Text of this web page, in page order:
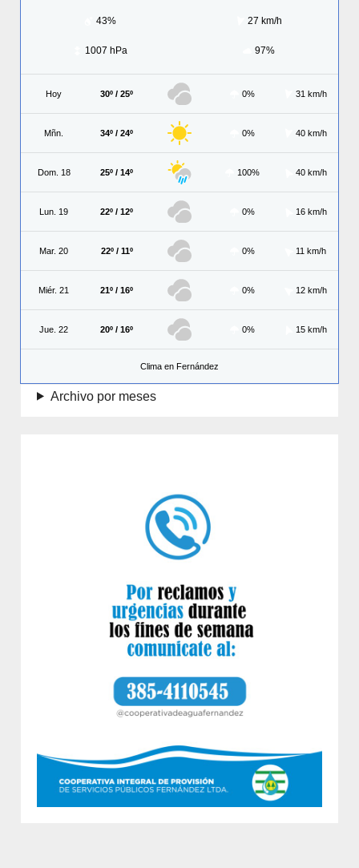
43% 27 km/h
1007 hPa 97%
Hoy 30º / 25º 0% 31 km/h
Mñn. 34º / 24º 0% 40 km/h
Dom. 18 25º / 14º 100% 40 km/h
Lun. 19 22º / 12º 0% 16 km/h
Mar. 20 22º / 11º 0% 11 km/h
Miér. 21 21º / 16º 0% 12 km/h
Jue. 22 20º / 16º 0% 15 km/h
Clima en Fernández
Archivo por meses